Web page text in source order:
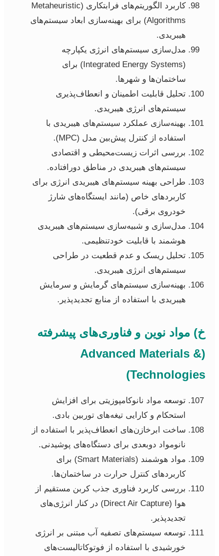
کاربرد الگوریتم‌های فرابتکاری (Metaheuristic
Algorithms) برای بهینه‌سازی ابعاد سیستم‌های
هیبریدی.
مدل‌سازی سیستم‌های انرژی یکپارچه
(Integrated Energy Systems) برای
ساختمان‌ها و شهرها.
تحلیل قابلیت اطمینان و انعطاف‌پذیری
سیستم‌های انرژی هیبریدی.
بهینه‌سازی عملکرد سیستم‌های هیبریدی با
استفاده از کنترل پیش‌بین مدل (MPC).
بررسی اثرات زیست‌محیطی و اقتصادی
سیستم‌های هیبریدی در مناطق دورافتاده.
طراحی بهینه سیستم‌های هیبریدی انرژی برای
کاربردهای خاص (مانند ایستگاه‌های شارژ
خودروی برقی).
مدل‌سازی و شبیه‌سازی سیستم‌های هیبریدی
هوشمند با قابلیت خودتنظیمی.
تحلیل ریسک و عدم قطعیت در طراحی
سیستم‌های انرژی هیبریدی.
بهینه‌سازی سیستم‌های گرمایش و سرمایش
هیبریدی با استفاده از منابع تجدیدپذیر.
خ) مواد نوین و فناوری‌های پیشرفته
(Advanced Materials &
Technologies)
توسعه مواد نانوکامپوزیتی برای افزایش
استحکام و کارایی تیغه‌های توربین بادی.
ساخت ابرخازن‌های انعطاف‌پذیر با استفاده از
نانومواد دوبعدی برای دستگاه‌های پوشیدنی.
مواد هوشمند (Smart Materials) برای
کاربردهای کنترل حرارت در ساختمان‌ها.
بررسی کاربرد فناوری جذب کربن مستقیم از
هوا (Direct Air Capture) در کنار انرژی‌های
تجدیدپذیر.
توسعه سیستم‌های تصفیه آب مبتنی بر انرژی
خورشیدی با استفاده از فوتوکاتالیست‌های